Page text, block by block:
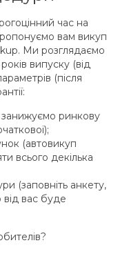
час на
вам викуп
Ми розглядаємо
випуску (від
(після
занижуємо ринкову
(автовикуп
всього декілька
(заповніть анкету,
вас буде